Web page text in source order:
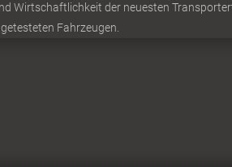
Wirtschaftlichkeit der neuesten
Fahrzeugen.